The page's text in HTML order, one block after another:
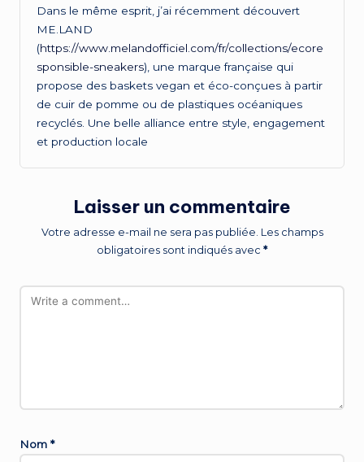
Dans le même esprit, j’ai récemment découvert
ME.LAND
(https://www.melandofficiel.com/fr/collections/ecore
sponsible-sneakers), une marque française qui
propose des baskets vegan et éco-conçues à partir
de cuir de pomme ou de plastiques océaniques
recyclés. Une belle alliance entre style, engagement
et production locale
Laisser un commentaire
Votre adresse e-mail ne sera pas publiée. Les champs
obligatoires sont indiqués avec *
Nom *